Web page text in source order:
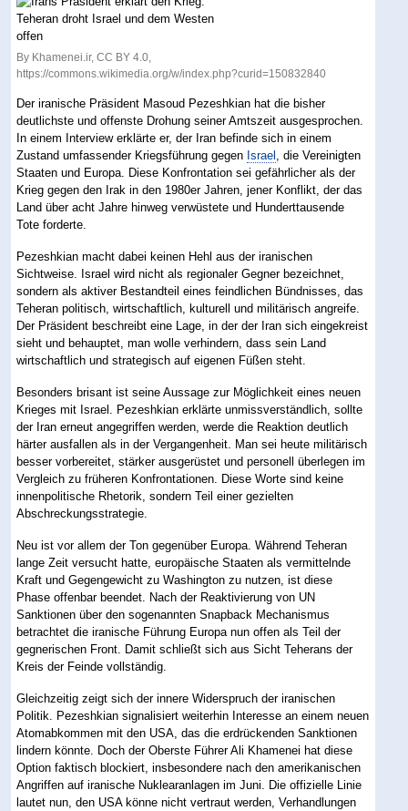
By Khamenei.ir, CC BY 4.0,
https://commons.wikimedia.org/w/index.php?curid=150832840
Der iranische Präsident Masoud Pezeshkian hat die bisher
deutlichste und offenste Drohung seiner Amtszeit ausgesprochen.
In einem Interview erklärte er, der Iran befinde sich in einem
Zustand umfassender Kriegsführung gegen Israel , die Vereinigten
Staaten und Europa. Diese Konfrontation sei gefährlicher als der
Krieg gegen den Irak in den 1980er Jahren, jener Konflikt, der das
Land über acht Jahre hinweg verwüstete und Hunderttausende
Tote forderte.
Pezeshkian macht dabei keinen Hehl aus der iranischen
Sichtweise. Israel wird nicht als regionaler Gegner bezeichnet,
sondern als aktiver Bestandteil eines feindlichen Bündnisses, das
Teheran politisch, wirtschaftlich, kulturell und militärisch angreife.
Der Präsident beschreibt eine Lage, in der der Iran sich eingekreist
sieht und behauptet, man wolle verhindern, dass sein Land
wirtschaftlich und strategisch auf eigenen Füßen steht.
Besonders brisant ist seine Aussage zur Möglichkeit eines neuen
Krieges mit Israel. Pezeshkian erklärte unmissverständlich, sollte
der Iran erneut angegriffen werden, werde die Reaktion deutlich
härter ausfallen als in der Vergangenheit. Man sei heute militärisch
besser vorbereitet, stärker ausgerüstet und personell überlegen im
Vergleich zu früheren Konfrontationen. Diese Worte sind keine
innenpolitische Rhetorik, sondern Teil einer gezielten
Abschreckungsstrategie.
Neu ist vor allem der Ton gegenüber Europa. Während Teheran
lange Zeit versucht hatte, europäische Staaten als vermittelnde
Kraft und Gegengewicht zu Washington zu nutzen, ist diese
Phase offenbar beendet. Nach der Reaktivierung von UN
Sanktionen über den sogenannten Snapback Mechanismus
betrachtet die iranische Führung Europa nun offen als Teil der
gegnerischen Front. Damit schließt sich aus Sicht Teherans der
Kreis der Feinde vollständig.
Gleichzeitig zeigt sich der innere Widerspruch der iranischen
Politik. Pezeshkian signalisiert weiterhin Interesse an einem neuen
Atomabkommen mit den USA, das die erdrückenden Sanktionen
lindern könnte. Doch der Oberste Führer Ali Khamenei hat diese
Option faktisch blockiert, insbesondere nach den amerikanischen
Angriffen auf iranische Nuklearanlagen im Juni. Die offizielle Linie
lautet nun, den USA könne nicht vertraut werden, Verhandlungen